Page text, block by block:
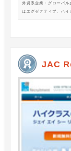
外資系企業・グローバ
はエグゼクティブ、ハイ
JAC